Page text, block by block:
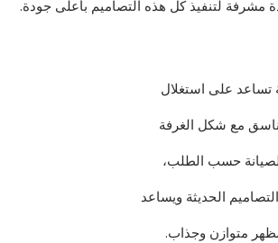
لتنفيذ كل هذه التصاميم بأعلى جودة.
تساعد على استغلال
مع شكل الغرفة
حسب الطلب،
الحديثة ويساعد
متوازن وجذاب.